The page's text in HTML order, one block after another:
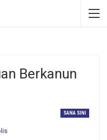
Berkanun
SANA SINI